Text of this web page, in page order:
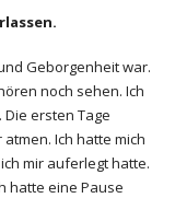
Geborgenheit war.
noch sehen. Ich
ersten Tage
Ich hatte mich
mir auferlegt hatte.
hatte eine Pause